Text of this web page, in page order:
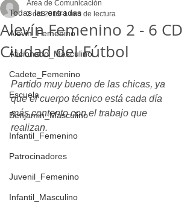
Todas las entradas
Alevin_Femenino
Aficionado_Masculino
Cadete_Femenino
Escuela
Benjamin_Masculino
Infantil_Femenino
Patrocinadores
Juvenil_Femenino
Infantil_Masculino
Alevín Femenino 2 - 6 CD
Ciudad del Fútbol
Area de Comunicación
2 oct 2019 1 min de lectura
Partido muy bueno de las chicas, ya
que el cuerpo técnico está cada día
más contento con el trabajo que
realizan.